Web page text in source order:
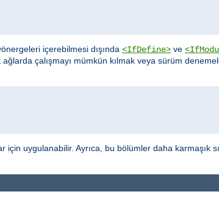
içerebilmesi dışında <IfDefine> ve
çalışmayı mümkün kılmak veya sürüm
uygulanabilir. Ayrıca, bu bölümler daha karmaşık